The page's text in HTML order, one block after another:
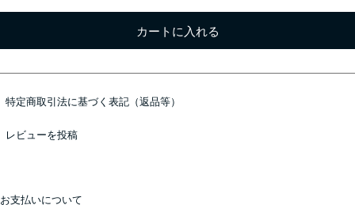
カートに入れる
特定商取引法に基づく表記（返品等）
レビューを投稿
お支払いについて